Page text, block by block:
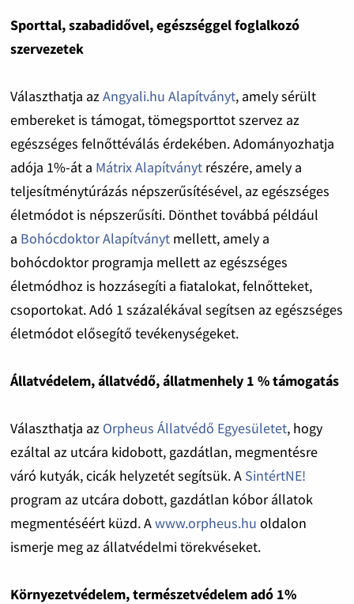
Sporttal, szabadidővel, egészséggel foglalkozó
szervezetek
Választhatja az Angyali.hu Alapítványt, amely sérült
embereket is támogat, tömegsporttot szervez az
egészséges felnőttéválás érdekében. Adományozhatja
adója 1%-át a Mátrix Alapítványtrészére, amely a
teljesítménytúrázás népszerűsítésével, az egészséges
életmódot is népszerűsíti. Dönthet továbbá például
a Bohócdoktor Alapítványtmellett, amely a
bohócdoktor programja mellett az egészséges
életmódhoz is hozzásegíti a fiatalokat, felnőtteket,
csoportokat. Adó 1 százalékával segítsen az egészséges
életmódot elősegítő tevékenységeket.
Állatvédelem, állatvédő, állatmenhely 1 % támogatás
Választhatja az Orpheus Állatvédő Egyesületet, hogy
ezáltal az utcára kidobott, gazdátlan, megmentésre
váró kutyák, cicák helyzetét segítsük. A SintértNE!
program az utcára dobott, gazdátlan kóbor állatok
megmentéséért küzd. Awww.orpheus.hu oldalon
ismerje meg az állatvédelmi törekvéseket.
Környezetvédelem, természetvédelem adó 1%